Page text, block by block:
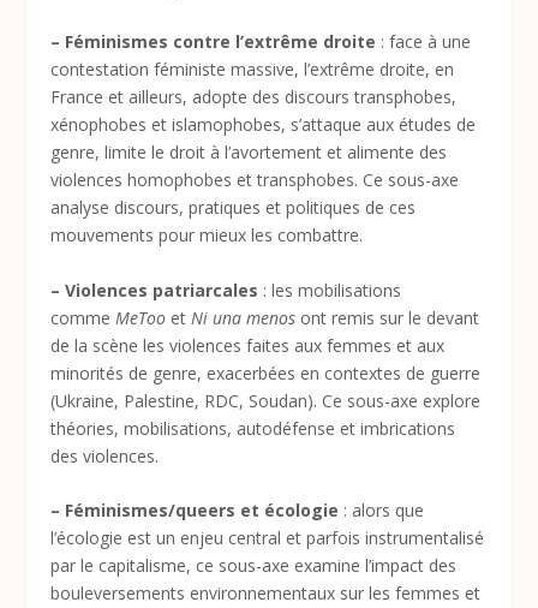
– Féminismes contre l’extrême droite : face à une
contestation féministe massive, l’extrême droite, en
France et ailleurs, adopte des discours transphobes,
xénophobes et islamophobes, s’attaque aux études de
genre, limite le droit à l’avortement et alimente des
violences homophobes et transphobes. Ce sous-axe
analyse discours, pratiques et politiques de ces
mouvements pour mieux les combattre.
– Violences patriarcales : les mobilisations
comme MeToo et Ni una menos ont remis sur le devant
de la scène les violences faites aux femmes et aux
minorités de genre, exacerbées en contextes de guerre
(Ukraine, Palestine, RDC, Soudan). Ce sous-axe explore
théories, mobilisations, autodéfense et imbrications
des violences.
– Féminismes/queers et écologie : alors que
l’écologie est un enjeu central et parfois instrumentalisé
par le capitalisme, ce sous-axe examine l’impact des
bouleversements environnementaux sur les femmes et